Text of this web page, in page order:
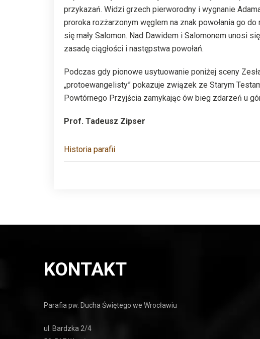
przykazań. Widzi grzech pierworodny i wygnanie
proroka rozżarzonym węglem na znak powołania go
się mały Salomon. Nad Dawidem i Salomonem unosi
zasadę ciągłości i następstwa powołań.
Podczas gdy pionowe usytuowanie poniżej sceny
„protoewangelisty” pokazuje związek ze Starym
Powtórnego Przyjścia zamykając ów bieg zdarzeń u
Prof. Tadeusz Zipser
Historia parafii
KONTAKT
Parafia pw. Ducha Świętego we Wrocławiu
ul. Bardzka 2/4